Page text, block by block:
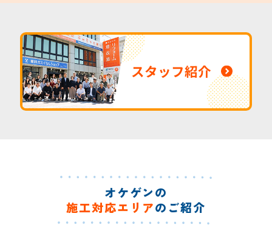
スタッフ紹介
オケゲンの
施工対応エリアのご紹介